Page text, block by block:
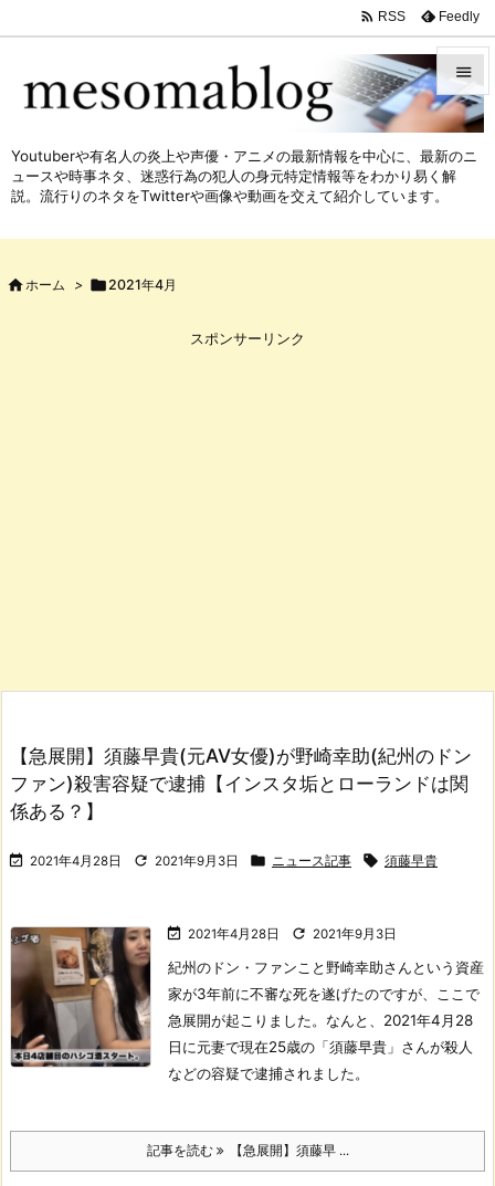



 RSS Feedly
Youtuberや有名人の炎上や声優・アニメの最新情報を中心に、最新のニ
ュースや時事ネタ、迷惑行為の犯人の身元特定情報等をわかり易く解
説。流行りのネタをTwitterや画像や動画を交えて紹介しています。
 ホーム >  2021年4月
スポンサーリンク
【急展開】須藤早貴(元AV女優)が野崎幸助(紀州のドン
ファン)殺害容疑で逮捕【インスタ垢とローランドは関
係ある？】
 2021年4月28日  2021年9月3日  ニュース記事  須藤早貴
 2021年4月28日  2021年9月3日
紀州のドン・ファンこと野崎幸助さんという資産
家が3年前に不審な死を遂げたのですが、ここで
急展開が起こりました。 なんと、2021年4月28
日に元妻で現在25歳の「須藤早貴」さんが殺人
などの容疑で逮捕されました。
記事を読む 【急展開】須藤早 ...